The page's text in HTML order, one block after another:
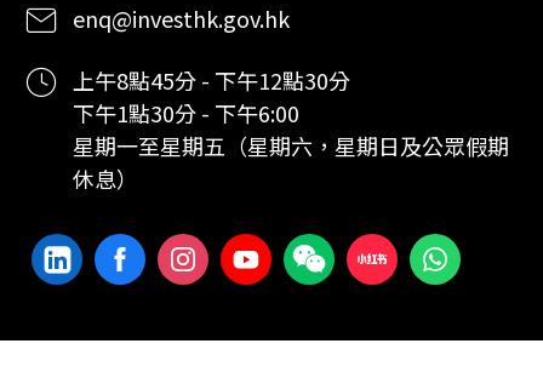
enq@investhk.gov.hk
上午8點45分 - 下午12點30分
下午1點30分 - 下午6:00
星期一至星期五（星期六，星期日及公眾假期
休息）